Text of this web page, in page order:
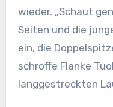
wieder. „Schaut
Seiten und die
ein, die
schroffe Flanke
langgestreckten